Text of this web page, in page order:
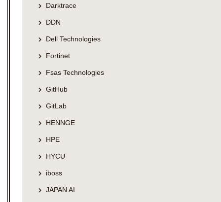
Darktrace
DDN
Dell Technologies
Fortinet
Fsas Technologies
GitHub
GitLab
HENNGE
HPE
HYCU
iboss
JAPAN AI